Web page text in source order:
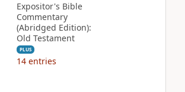
Expositor's Bible
Commentary
(Abridged Edition):
Old Testament
PLUS
14 entries